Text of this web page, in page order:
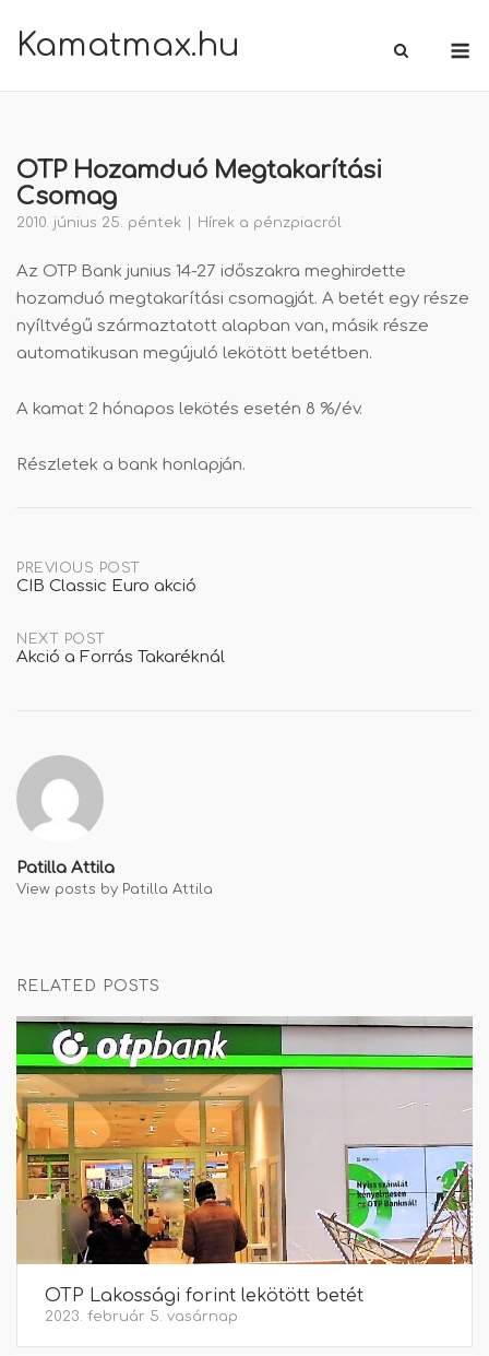
Kamatmax.hu
OTP Hozamduó Megtakarítási
Csomag
2010. június 25. péntek Hírek a pénzpiacról
Az OTP Bank junius 14-27 időszakra meghirdette
hozamduó megtakarítási csomagját. A betét egy része
nyíltvégű származtatott alapban van, másik része
automatikusan megújuló lekötött betétben.
A kamat 2 hónapos lekötés esetén 8 %/év.
Részletek a bank honlapján.
Post
navigation
PREVIOUS POST
CIB Classic Euro akció
NEXT POST
Akció a Forrás Takaréknál
Patilla Attila
View posts by Patilla Attila
RELATED POSTS
OTP Lakossági forint lekötött betét
2023. február 5. vasárnap